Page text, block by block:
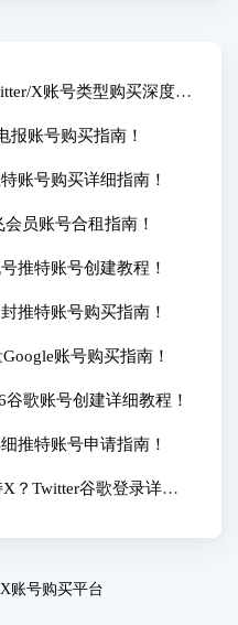
X账号类型购买深度测
报账号购买指南！
账号购买详细指南！
员账号合租指南！
推特账号创建教程！
推特账号购买指南！
账号购买指南！
歌账号创建详细教程！
推特账号申请指南！
？Twitter谷歌登录详细
X账号购买平台